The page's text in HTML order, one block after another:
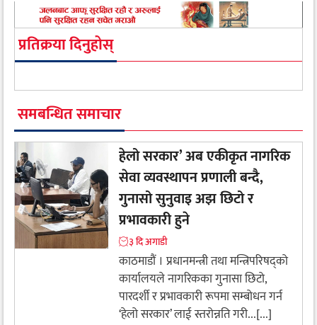
प्रतिक्रया दिनुहोस्
समबन्धित समाचार
हेलो सरकार’ अब एकीकृत नागरिक
सेवा व्यवस्थापन प्रणाली बन्दै,
गुनासो सुनुवाइ अझ छिटो र
प्रभावकारी हुने
३ दि अगाडी
काठमाडौं । प्रधानमन्त्री तथा मन्त्रिपरिषद्को
कार्यालयले नागरिकका गुनासा छिटो,
पारदर्शी र प्रभावकारी रूपमा सम्बोधन गर्न
‘हेलो सरकार’ लाई स्तरोन्नति गरी...[...]